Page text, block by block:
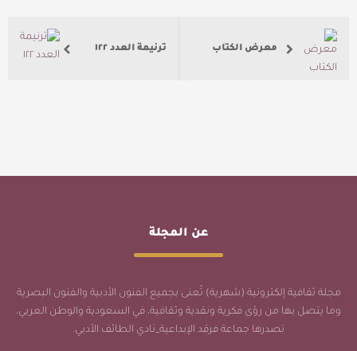
معرض الكتاب ترنيمة العدد ١٢٢
عن المجلة
مجلة ثقافية إلكترونية (شهرية) تُعنى بجميع الفنون الأدبية والفنون البصرية
وما يتصل بها من رؤى فكرية ونقدية وثقافية، في السعودية والوطن العربي،
تصدرها جماعة فرقد الإبداعية_نادي الطائف الأدبي.